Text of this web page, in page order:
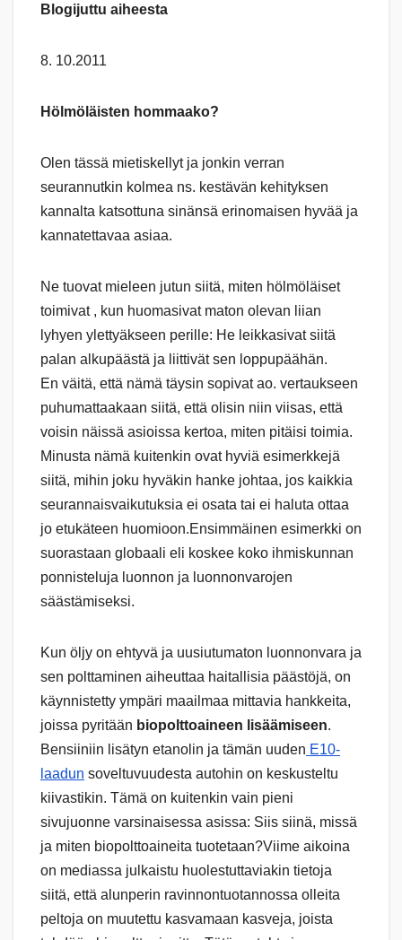
Blogijuttu aiheesta
8. 10.2011
Hölmöläisten hommaako?
Olen tässä mietiskellyt ja jonkin verran
seurannutkin kolmea ns. kestävän kehityksen
kannalta katsottuna sinänsä erinomaisen hyvää ja
kannatettavaa asiaa.
Ne tuovat mieleen jutun siitä, miten hölmöläiset
toimivat , kun huomasivat maton olevan liian
lyhyen ylettyäkseen perille: He leikkasivat siitä
palan alkupäästä ja liittivät sen loppupäähän.
En väitä, että nämä täysin sopivat ao. vertaukseen
puhumattaakaan siitä, että olisin niin viisas, että
voisin näissä asioissa kertoa, miten pitäisi toimia.
Minusta nämä kuitenkin ovat hyviä esimerkkejä
siitä, mihin joku hyväkin hanke johtaa, jos kaikkia
seurannaisvaikutuksia ei osata tai ei haluta ottaa
jo etukäteen huomioon.Ensimmäinen esimerkki on
suorastaan globaali eli koskee koko ihmiskunnan
ponnisteluja luonnon ja luonnonvarojen
säästämiseksi.
Kun öljy on ehtyvä ja uusiutumaton luonnonvara ja
sen polttaminen aiheuttaa haitallisia päästöjä, on
käynnistetty ympäri maailmaa mittavia hankkeita,
joissa pyritään biopolttoaineen lisäämiseen.
Bensiiniin lisätyn etanolin ja tämän uuden E10-
laadun soveltuvuudesta autohin on keskusteltu
kiivastikin. Tämä on kuitenkin vain pieni
sivujuonne varsinaisessa asissa: Siis siinä, missä
ja miten biopolttoaineita tuotetaan?Viime aikoina
on mediassa julkaistu huolestuttaviakin tietoja
siitä, että alunperin ravinnontuotannossa olleita
peltoja on muutettu kasvamaan kasveja, joista